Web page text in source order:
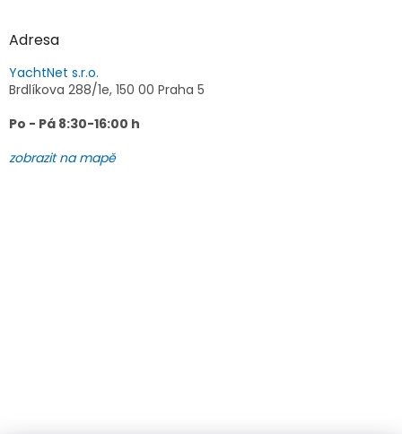
Adresa
YachtNet s.r.o.
Brdlíkova 288/1e, 150 00 Praha 5
Po - Pá 8:30-16:00 h
zobrazit na mapě